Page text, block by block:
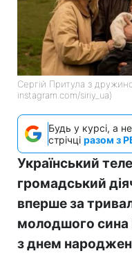
Сергій Притула з
instagram.com/siriy_ua)
Будь у курсі, а
стрічці разом з
Український
громадський
вперше за
молодшого сина
з днем